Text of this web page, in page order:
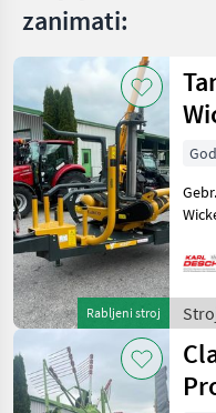
zanimati:
Rabljeni stroj